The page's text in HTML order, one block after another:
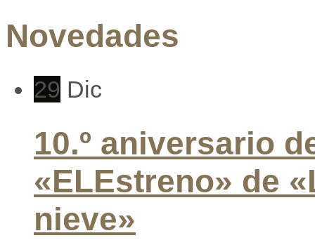
Novedades
29 Dic
10.º aniversario
«ELEstreno» de
nieve»